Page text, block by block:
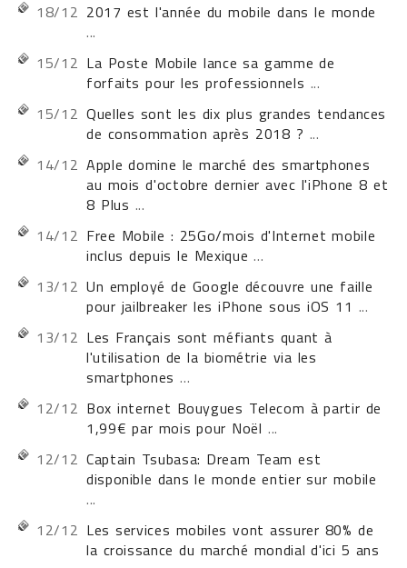
18/12 2017 est l'année du mobile dans le monde
...
15/12 La Poste Mobile lance sa gamme de
forfaits pour les professionnels ...
15/12 Quelles sont les dix plus grandes tendances
de consommation après 2018 ? ...
14/12 Apple domine le marché des smartphones
au mois d'octobre dernier avec l'iPhone 8 et
8 Plus ...
14/12 Free Mobile : 25Go/mois d'Internet mobile
inclus depuis le Mexique ...
13/12 Un employé de Google découvre une faille
pour jailbreaker les iPhone sous iOS 11 ...
13/12 Les Français sont méfiants quant à
l'utilisation de la biométrie via les
smartphones ...
12/12 Box internet Bouygues Telecom à partir de
1,99€ par mois pour Noël ...
12/12 Captain Tsubasa: Dream Team est
disponible dans le monde entier sur mobile
...
12/12 Les services mobiles vont assurer 80% de
la croissance du marché mondial d'ici 5 ans